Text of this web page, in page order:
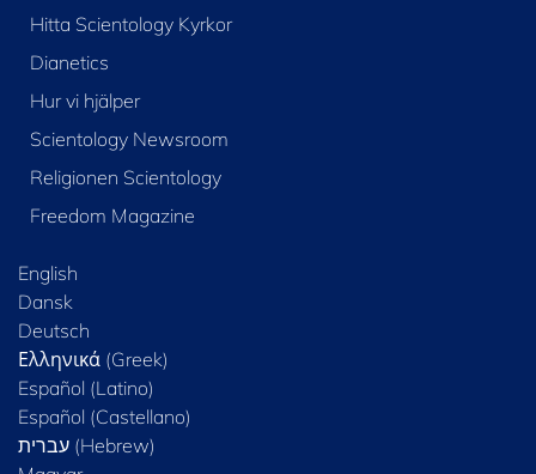
Hitta Scientology Kyrkor
Dianetics
Hur vi hjälper
Scientology Newsroom
Religionen Scientology
Freedom Magazine
English
Dansk
Deutsch
Ελληνικά (Greek)
Español (Latino)
Español (Castellano)